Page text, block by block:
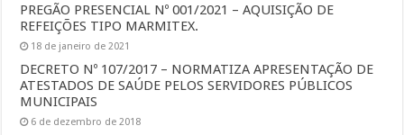
PREGÃO PRESENCIAL Nº 001/2021 – AQUISIÇÃO DE
REFEIÇÕES TIPO MARMITEX.
18 de janeiro de 2021
DECRETO Nº 107/2017 – NORMATIZA APRESENTAÇÃO DE
ATESTADOS DE SAÚDE PELOS SERVIDORES PÚBLICOS
MUNICIPAIS
6 de dezembro de 2018